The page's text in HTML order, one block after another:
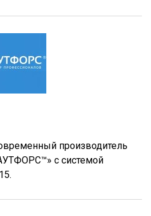
производитель
с системой